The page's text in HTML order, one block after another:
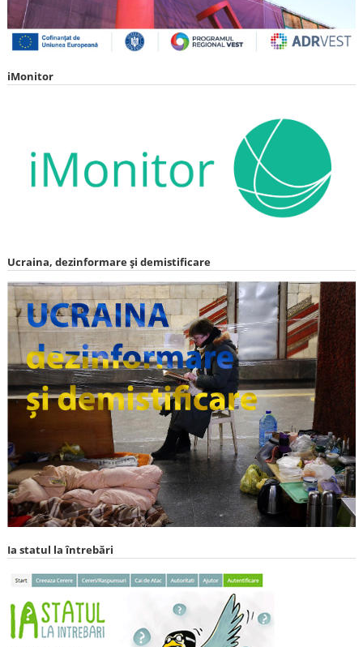
iMonitor
Ucraina, dezinformare și demistificare
Ia statul la întrebări